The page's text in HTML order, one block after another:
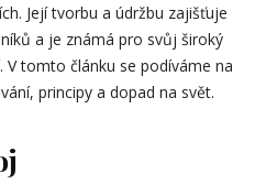
Její tvorbu a údržbu zajišťuje
a je známá pro svůj široký
tomto článku se podíváme na
principy a dopad na svět.